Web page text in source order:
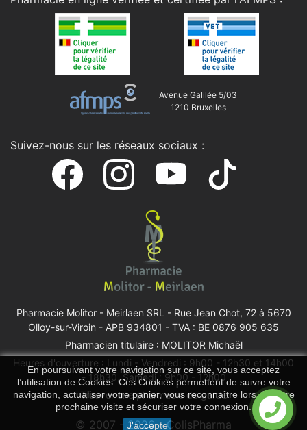
En poursuivant votre navigation sur ce site, vous acceptez
l’utilisation de Cookies. Ces Cookies permettent de suivre votre
navigation, actualiser votre panier, vous reconnaître lors de votre
prochaine visite et sécuriser votre connexion.
J'accepte
Avenue Galilée 5/03
1210 Bruxelles
Suivez-nous sur les réseaux sociaux :
Pharmacie Molitor - Meirlaen SRL - Rue Jean Chot, 72 à 5670
Olloy-sur-Viroin - APB 934801 - TVA : BE 0876 905 635
Pharmacien titulaire : MOLITOR Michaël
Heures d'ouverture : Lundi - Vendredi : 9h00 - 12h30 et 14h00
- 18h30, Samedi : 9h00 - 12h00
Trouver une pharmacie de garde
© 2007 - 2026 - ColisPharma